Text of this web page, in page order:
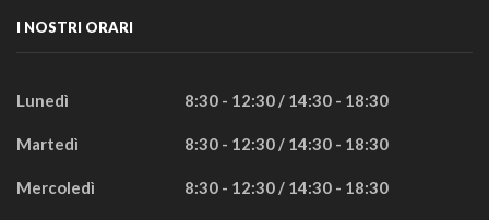
I NOSTRI ORARI
Lunedì 8:30 - 12:30 / 14:30 - 18:30
Martedì 8:30 - 12:30 / 14:30 - 18:30
Mercoledì 8:30 - 12:30 / 14:30 - 18:30